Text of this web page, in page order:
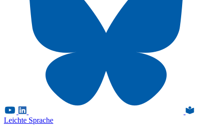
Leichte Sprache